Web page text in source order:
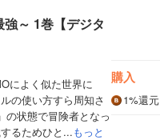
～ 1巻【デジタ
によく似た世界に
の使い方すら周知さ
状態で冒険者となっ
るためひと...もっと
購入
1%還元